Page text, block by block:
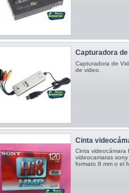
Capturadora de
Capturadora de
de video.
Cinta
Cinta videocámara
videocamaras
formato 8 mm o el